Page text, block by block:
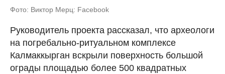
Фото: Виктор Мерц: Facebook
Руководитель проекта рассказал, что археологи
на погребально-ритуальном комплексе
Калмаккырган вскрыли поверхность большой
ограды площадью более 500 квадратных